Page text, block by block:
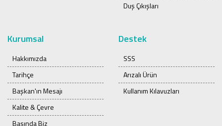
Duş Çıkışları
Kurumsal
Hakkımızda
Tarihçe
Başkan'ın Mesajı
Kalite & Çevre
Basında Biz
Destek
SSS
Arızalı Ürün
Kullanım Kılavuzları